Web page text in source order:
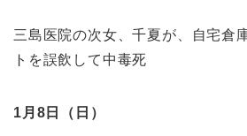
三島医院の次女、千夏が、自宅倉
トを誤飲して中毒死
1月8日（日）